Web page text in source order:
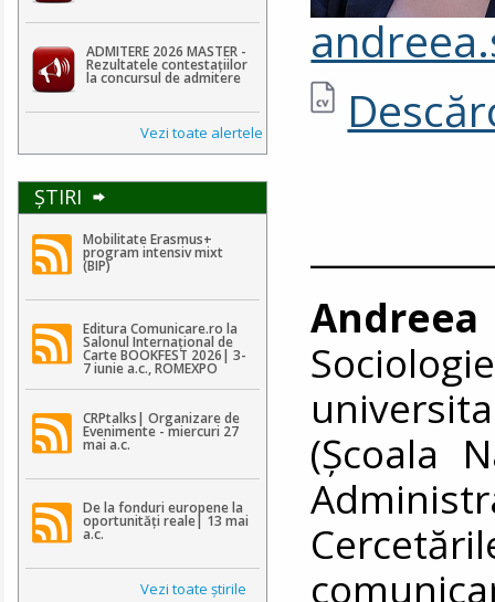
ADMITERE 2026 MASTER -
Rezultatele contestaţiilor
la concursul de admitere
Vezi toate alertele
ŞTIRI
Mobilitate Erasmus+
program intensiv mixt
(BIP)
Editura Comunicare.ro la
Salonul Internațional de
Carte BOOKFEST 2026| 3-
7 iunie a.c., ROMEXPO
CRPtalks| Organizare de
Evenimente - miercuri 27
mai a.c.
De la fonduri europene la
oportunități reale| 13 mai
a.c.
Vezi toate ştirile
Andreea
(Școala